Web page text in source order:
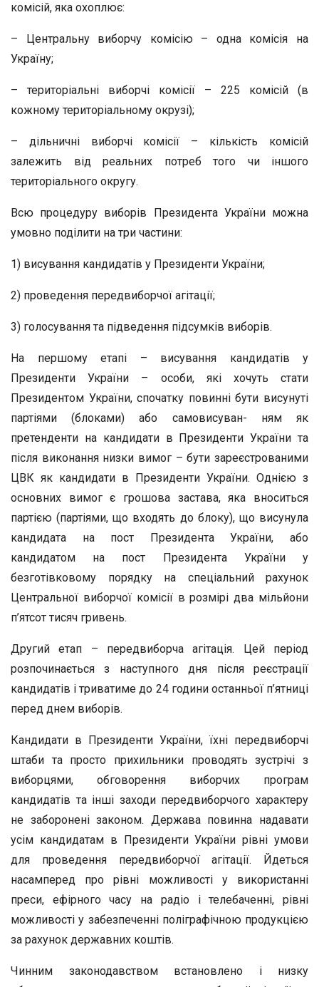
комісій, яка охоплює:
– Центральну виборчу комісію – одна комісія на
Україну;
– територіальні виборчі комісії – 225 комісій (в
кожному територіальному окрузі);
– дільничні виборчі комісії – кількість комісій
залежить від реальних потреб того чи іншого
територіального округу.
Всю процедуру виборів Президента України можна
умовно поділити на три частини:
1) висування кандидатів у Президенти України;
2) проведення передвиборчої агітації;
3) голосування та підведення підсумків виборів.
На першому етапі – висування кандидатів у
Президенти України – особи, які хочуть стати
Президентом України, спочатку повинні бути висунуті
партіями (блоками) або самовисуван- ням як
претенденти на кандидати в Президенти України та
після виконання низки вимог – бути зареєстрованими
ЦВК як кандидати в Президенти України. Однією з
основних вимог є грошова застава, яка вноситься
партією (партіями, що входять до блоку), що висунула
кандидата на пост Президента України, або
кандидатом на пост Президента України у
безготівковому порядку на спеціальний рахунок
Центральної виборчої комісії в розмірі два мільйони
п’ятсот тисяч гривень.
Другий етап – передвиборча агітація. Цей період
розпочинається з наступного дня після реєстрації
кандидатів і триватиме до 24 години останньої п’ятниці
перед днем виборів.
Кандидати в Президенти України, їхні передвиборчі
штаби та просто прихильники проводять зустрічі з
виборцями, обговорення виборчих програм
кандидатів та інші заходи передвиборчого характеру
не заборонені законом. Держава повинна надавати
усім кандидатам в Президенти України рівні умови
для проведення передвиборчої агітації. Йдеться
насамперед про рівні можливості у використанні
преси, ефірного часу на радіо і телебаченні, рівні
можливості у забезпеченні поліграфічною продукцією
за рахунок державних коштів.
Чинним законодавством встановлено і низку